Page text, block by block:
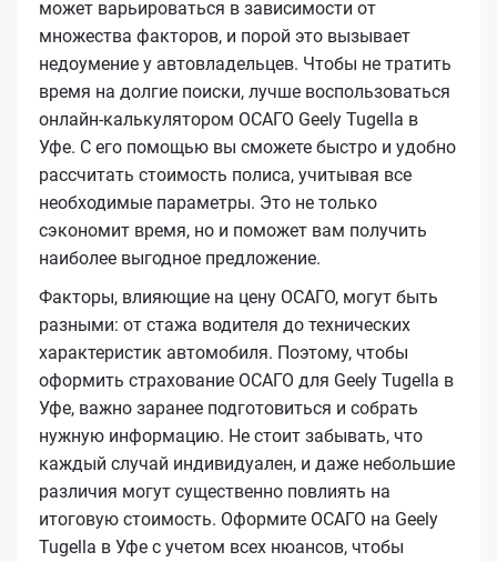
может варьироваться в зависимости от
множества факторов, и порой это вызывает
недоумение у автовладельцев. Чтобы не тратить
время на долгие поиски, лучше воспользоваться
онлайн-калькулятором ОСАГО Geely Tugella в
Уфе. С его помощью вы сможете быстро и удобно
рассчитать стоимость полиса, учитывая все
необходимые параметры. Это не только
сэкономит время, но и поможет вам получить
наиболее выгодное предложение.
Факторы, влияющие на цену ОСАГО, могут быть
разными: от стажа водителя до технических
характеристик автомобиля. Поэтому, чтобы
оформить страхование ОСАГО для Geely Tugella в
Уфе, важно заранее подготовиться и собрать
нужную информацию. Не стоит забывать, что
каждый случай индивидуален, и даже небольшие
различия могут существенно повлиять на
итоговую стоимость. Оформите ОСАГО на Geely
Tugella в Уфе с учетом всех нюансов, чтобы